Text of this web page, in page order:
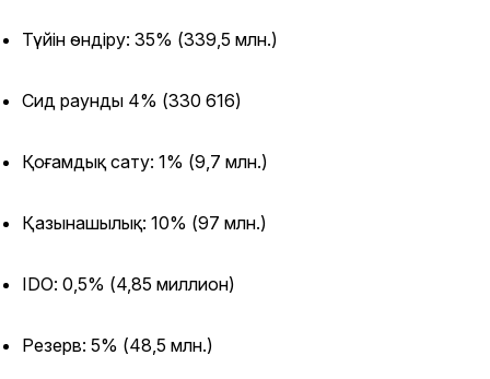
Түйін өндіру: 35% (339,5 млн.)
Сид раунды 4% (330 616)
Қоғамдық сату: 1% (9,7 млн.)
Қазынашылық: 10% (97 млн.)
IDO: 0,5% (4,85 миллион)
Резерв: 5% (48,5 млн.)